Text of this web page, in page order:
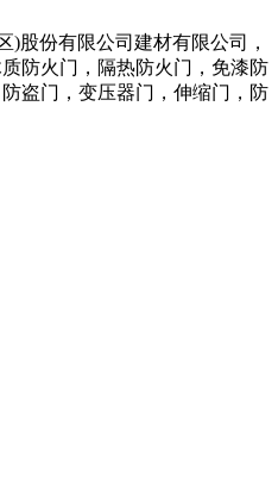
)股份有限公司建材有限公司，
防火门，隔热防火门，免漆防
盗门，变压器门，伸缩门，防